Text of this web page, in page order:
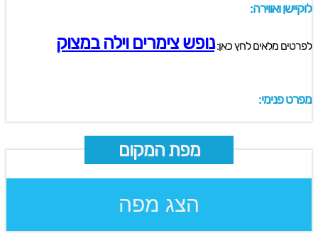
לוקיישן ואווירה:
לפרטים מלאים לחץ כאן:נופש צימרים וילה במצוק
מפרט פנימי:
מפת המקום
הצג מפה